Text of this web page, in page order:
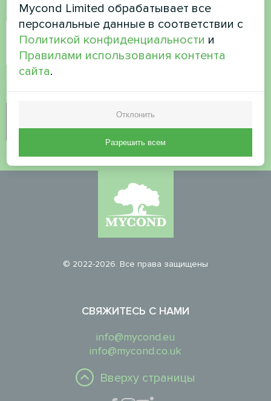
Проверка безопасности*
Пожалуйста, проверьте, что вы не робот.
© 2022-2026. Все права защищены
СВЯЖИТЕСЬ С НАМИ
info@mycond.eu
info@mycond.co.uk
Вверху страницы
Mycond Limited обрабатывает все
персональные данные в соответствии с
Политикой конфиденциальности и
Правилами использования контента
сайта.
Отклонить
Разрешить всем